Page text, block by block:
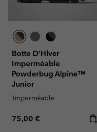
Botte D’Hiver
Imperméable
Powderbug Alpine™
Junior
Imperméable
Regular price:
75,00 €